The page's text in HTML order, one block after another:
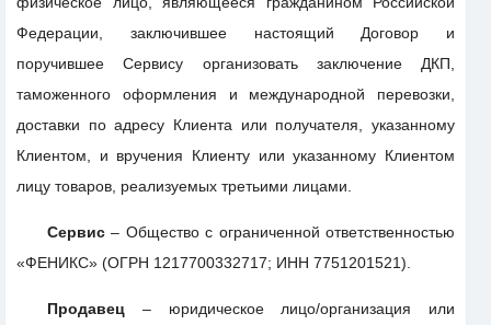
Федерации, заключившее настоящий Договор и
поручившее Сервису организовать заключение ДКП,
таможенного оформления и международной перевозки,
доставки по адресу Клиента или получателя, указанному
Клиентом, и вручения Клиенту или указанному Клиентом
лицу товаров, реализуемых третьими лицами.
Сервис – Общество с ограниченной ответственностью
«ФЕНИКС» (ОГРН 1217700332717; ИНН 7751201521).
Продавец – юридическое лицо/организация или